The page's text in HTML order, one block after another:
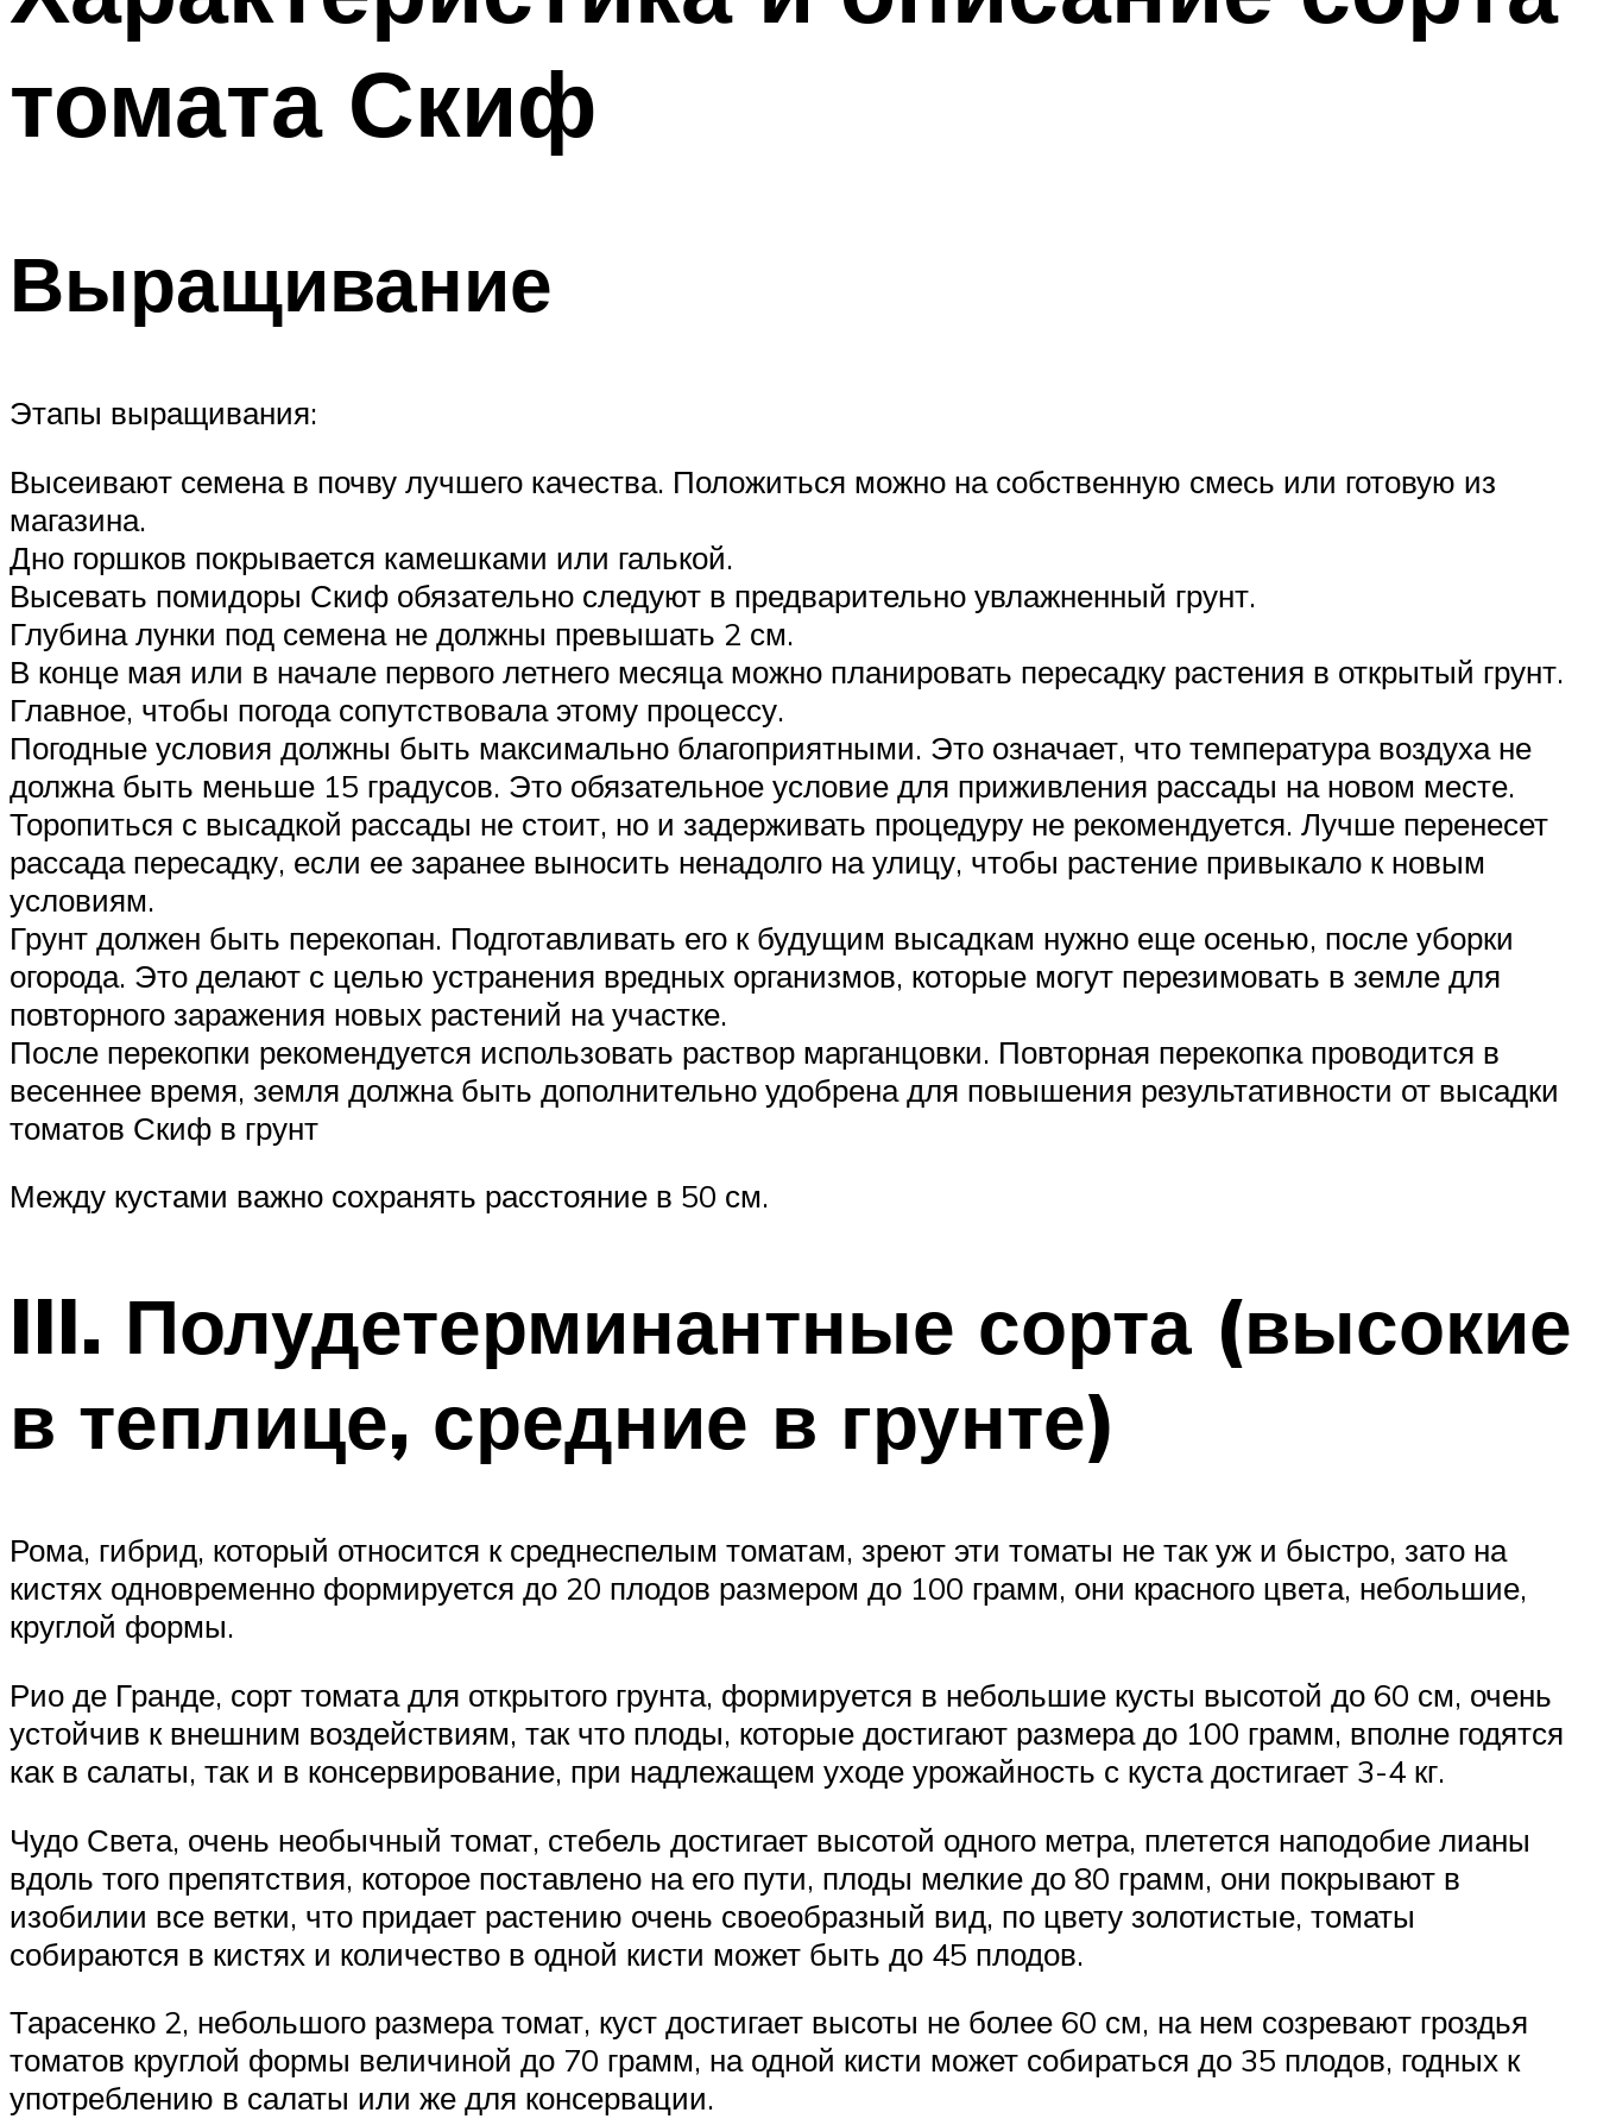
томата Скиф
Выращивание
Этапы выращивания:
Высеивают семена в почву лучшего качества. Положиться можно на собственную смесь или готовую из
магазина.
Дно горшков покрывается камешками или галькой.
Высевать помидоры Скиф обязательно следуют в предварительно увлажненный грунт.
Глубина лунки под семена не должны превышать 2 см.
В конце мая или в начале первого летнего месяца можно планировать пересадку растения в открытый грунт.
Главное, чтобы погода сопутствовала этому процессу.
Погодные условия должны быть максимально благоприятными. Это означает, что температура воздуха не
должна быть меньше 15 градусов. Это обязательное условие для приживления рассады на новом месте.
Торопиться с высадкой рассады не стоит, но и задерживать процедуру не рекомендуется. Лучше перенесет
рассада пересадку, если ее заранее выносить ненадолго на улицу, чтобы растение привыкало к новым
условиям.
Грунт должен быть перекопан. Подготавливать его к будущим высадкам нужно еще осенью, после уборки
огорода. Это делают с целью устранения вредных организмов, которые могут перезимовать в земле для
повторного заражения новых растений на участке.
После перекопки рекомендуется использовать раствор марганцовки. Повторная перекопка проводится в
весеннее время, земля должна быть дополнительно удобрена для повышения результативности от высадки
томатов Скиф в грунт
Между кустами важно сохранять расстояние в 50 см.
III. Полудетерминантные сорта (высокие
в теплице, средние в грунте)
Рома, гибрид, который относится к среднеспелым томатам, зреют эти томаты не так уж и быстро, зато на
кистях одновременно формируется до 20 плодов размером до 100 грамм, они красного цвета, небольшие,
круглой формы.
Рио де Гранде, сорт томата для открытого грунта, формируется в небольшие кусты высотой до 60 см, очень
устойчив к внешним воздействиям, так что плоды, которые достигают размера до 100 грамм, вполне годятся
как в салаты, так и в консервирование, при надлежащем уходе урожайность с куста достигает 3-4 кг.
Чудо Света, очень необычный томат, стебель достигает высотой одного метра, плетется наподобие лианы
вдоль того препятствия, которое поставлено на его пути, плоды мелкие до 80 грамм, они покрывают в
изобилии все ветки, что придает растению очень своеобразный вид, по цвету золотистые, томаты
собираются в кистях и количество в одной кисти может быть до 45 плодов.
Тарасенко 2, небольшого размера томат, куст достигает высоты не более 60 см, на нем созревают гроздья
томатов круглой формы величиной до 70 грамм, на одной кисти может собираться до 35 плодов, годных к
употреблению в салаты или же для консервации.